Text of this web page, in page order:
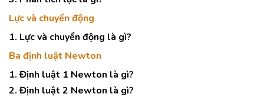
Lực và chuyển động
1. Lực và chuyển động là gì?
Ba định luật Newton
1. Định luật 1 Newton là gì?
2. Định luật 2 Newton là gì?